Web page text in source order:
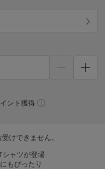
ント獲得
けできません。
シャツが登場
もぴったり